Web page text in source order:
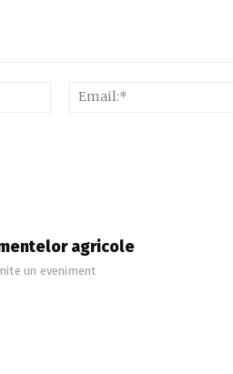
Nume:*
agricole
un eveniment